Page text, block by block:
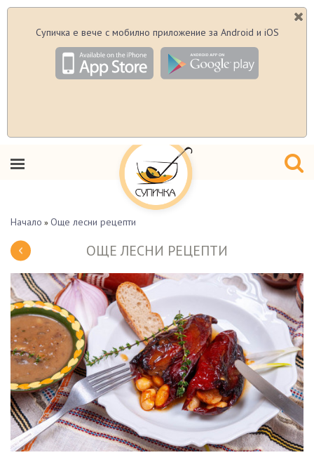
Супичка е вече с мобилно приложение за Android и iOS
Начало » Още лесни рецепти
ОЩЕ ЛЕСНИ РЕЦЕПТИ